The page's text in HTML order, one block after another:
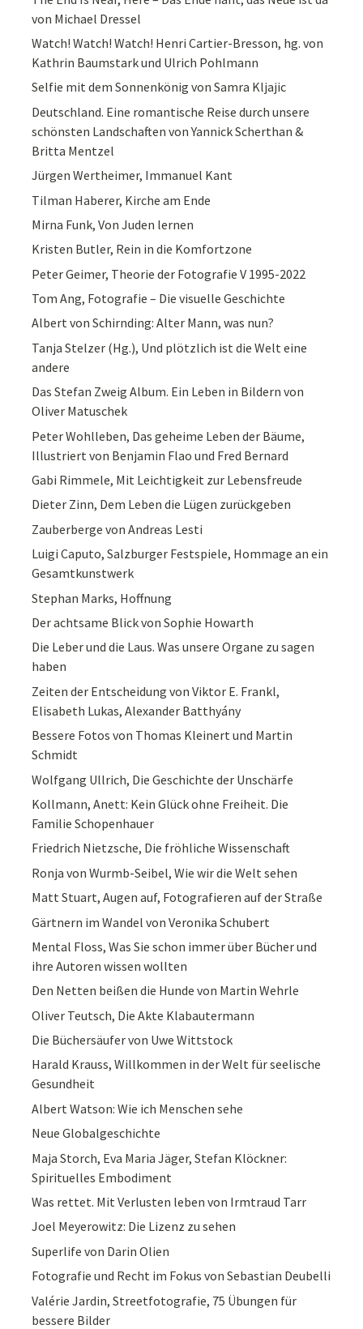
von Michael Dressel
Watch! Watch! Watch! Henri Cartier-Bresson, hg. von
Kathrin Baumstark und Ulrich Pohlmann
Selfie mit dem Sonnenkönig von Samra Kljajic
Deutschland. Eine romantische Reise durch unsere
schönsten Landschaften von Yannick Scherthan &
Britta Mentzel
Jürgen Wertheimer, Immanuel Kant
Tilman Haberer, Kirche am Ende
Mirna Funk, Von Juden lernen
Kristen Butler, Rein in die Komfortzone
Peter Geimer, Theorie der Fotografie V 1995-2022
Tom Ang, Fotografie – Die visuelle Geschichte
Albert von Schirnding: Alter Mann, was nun?
Tanja Stelzer (Hg.), Und plötzlich ist die Welt eine
andere
Das Stefan Zweig Album. Ein Leben in Bildern von
Oliver Matuschek
Peter Wohlleben, Das geheime Leben der Bäume,
Illustriert von Benjamin Flao und Fred Bernard
Gabi Rimmele, Mit Leichtigkeit zur Lebensfreude
Dieter Zinn, Dem Leben die Lügen zurückgeben
Zauberberge von Andreas Lesti
Luigi Caputo, Salzburger Festspiele, Hommage an ein
Gesamtkunstwerk
Stephan Marks, Hoffnung
Der achtsame Blick von Sophie Howarth
Die Leber und die Laus. Was unsere Organe zu sagen
haben
Zeiten der Entscheidung von Viktor E. Frankl,
Elisabeth Lukas, Alexander Batthyány
Bessere Fotos von Thomas Kleinert und Martin
Schmidt
Wolfgang Ullrich, Die Geschichte der Unschärfe
Kollmann, Anett: Kein Glück ohne Freiheit. Die
Familie Schopenhauer
Friedrich Nietzsche, Die fröhliche Wissenschaft
Ronja von Wurmb-Seibel, Wie wir die Welt sehen
Matt Stuart, Augen auf, Fotografieren auf der Straße
Gärtnern im Wandel von Veronika Schubert
Mental Floss, Was Sie schon immer über Bücher und
ihre Autoren wissen wollten
Den Netten beißen die Hunde von Martin Wehrle
Oliver Teutsch, Die Akte Klabautermann
Die Büchersäufer von Uwe Wittstock
Harald Krauss, Willkommen in der Welt für seelische
Gesundheit
Albert Watson: Wie ich Menschen sehe
Neue Globalgeschichte
Maja Storch, Eva Maria Jäger, Stefan Klöckner:
Spirituelles Embodiment
Was rettet. Mit Verlusten leben von Irmtraud Tarr
Joel Meyerowitz: Die Lizenz zu sehen
Superlife von Darin Olien
Fotografie und Recht im Fokus von Sebastian Deubelli
Valérie Jardin, Streetfotografie, 75 Übungen für
bessere Bilder